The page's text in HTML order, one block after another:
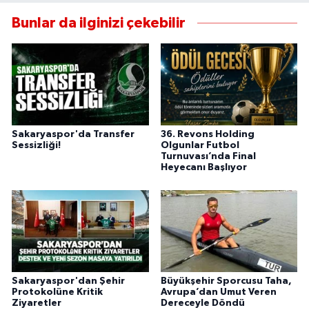
Bunlar da ilginizi çekebilir
Sakaryaspor'da Transfer
Sessizliği!
36. Revons Holding
Olgunlar Futbol
Turnuvası’nda Final
Heyecanı Başlıyor
Sakaryaspor'dan Şehir
Protokolüne Kritik
Ziyaretler
Büyükşehir Sporcusu Taha,
Avrupa’dan Umut Veren
Dereceyle Döndü